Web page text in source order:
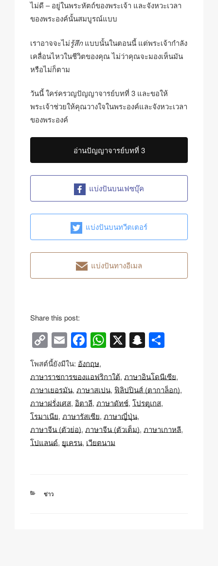
ไม่ดี – อยู่ในพระหัตถ์ของพระเจ้า และจังหวะเวลา
ของพระองค์นั้นสมบูรณ์แบบ
เราอาจจะไม่รู้สึกแบบนั้นในตอนนี้ แต่พระเจ้ากำลัง
เคลื่อนไหวในชีวิตของคุณ ไม่ว่าคุณจะมองเห็นมัน
หรือไม่ก็ตาม
วันนี้ ใคร่ครวญปัญญาจารย์บทที่ 3 และขอให้
พระเจ้าช่วยให้คุณวางใจในพระองค์และจังหวะเวลา
ของพระองค์
อ่านปัญญาจารย์บทที่ 3
แบ่งปันบนเฟซบุ๊ค
แบ่งปันบนทวีตเตอร์
แบ่งปันทางอีเมล
Share this post:
C
o
p
y
Li
n
k
E
m
ail
F
a
c
e
b
o
o
k
W
h
at
s
A
p
p
X S
n
a
p
c
at
ar
e
โพสต์นี้ยังมีใน: อังกฤษ
ภาษาราชการของแอฟริกาใต้ ภาษาอินโดนีเซีย
ภาษาเยอรมัน ภาษาสเปน ฟิลิปปินส์ (ตากาล็อก)
ภาษาฝรั่งเศส อิตาลี ภาษาดัทช์ โปรตุเกส
โรมาเนีย ภาษารัสเซีย ภาษาญี่ปุ่น
ภาษาจีน (ตัวย่อ) ภาษาจีน (ตัวเต็ม) ภาษาเกาหลี
โปแลนด์ ยูเครน เวียตนาม
หมวด
ข่าว